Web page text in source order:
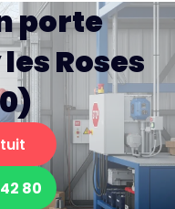
porte
Roses
80